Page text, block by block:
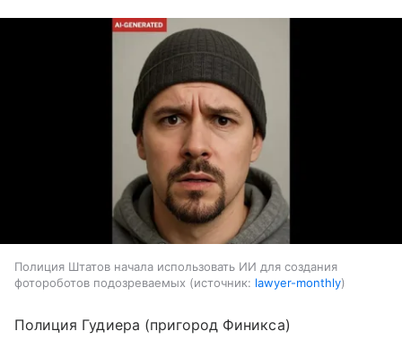
Полиция Штатов начала использовать ИИ для создания
фотороботов подозреваемых
источник: lawyer-monthly
Полиция Гудиера (пригород Финикса)